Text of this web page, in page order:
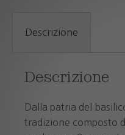
Descrizione
Descrizione
Dalla patria del
tradizione composto